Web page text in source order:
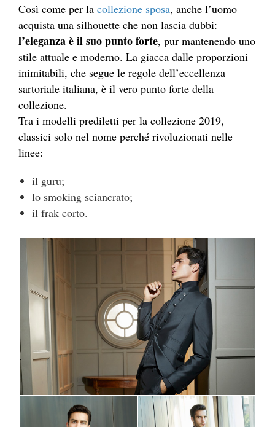
Così come per la collezione sposa, anche l’uomo
acquista una silhouette che non lascia dubbi:
l’eleganza è il suo punto forte, pur mantenendo uno
stile attuale e moderno. La giacca dalle proporzioni
inimitabili, che segue le regole dell’eccellenza
sartoriale italiana, è il vero punto forte della
collezione.
Tra i modelli prediletti per la collezione 2019,
classici solo nel nome perché rivoluzionati nelle
linee:
il guru;
lo smoking sciancrato;
il frak corto.